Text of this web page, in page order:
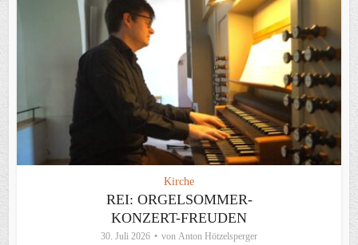
Kirche
REI: ORGELSOMMER-
KONZERT-FREUDEN
30. Juli 2026 von Anton Hötzelsperger